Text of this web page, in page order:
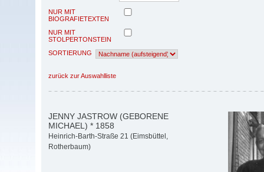
NUR MIT
BIOGRAFIETEXTEN
NUR MIT
STOLPERTONSTEIN
SORTIERUNG
zurück zur Auswahlliste
JENNY JASTROW (GEBORENE
MICHAEL) * 1858
Heinrich-Barth-Straße 21 (Eimsbüttel,
Rotherbaum)